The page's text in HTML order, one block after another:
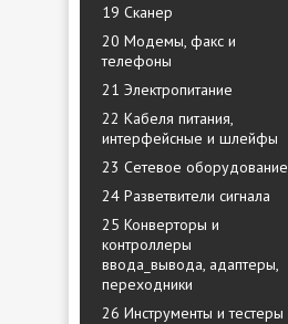
19 Сканер
20 Модемы, факс и
телефоны
21 Электропитание
22 Кабеля питания,
интерфейсные и шлейфы
23 Сетевое оборудование
24 Разветвители сигнала
25 Конверторы и
контроллеры
ввода_вывода, адаптеры,
переходники
26 Инструменты и тестеры